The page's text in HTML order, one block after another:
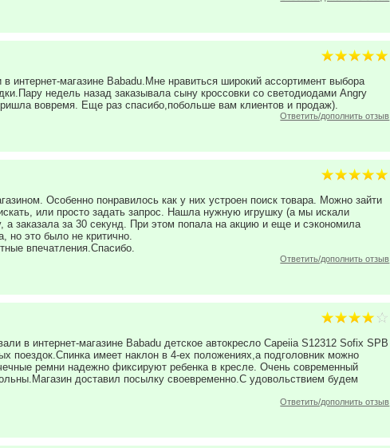
интернет-магазине Babadu.Мне нравиться широкий ассортимент выбора
недель назад заказывала сыну кроссовки со светодиодами Angry
вовремя. Еще раз спасибо,побольше вам клиентов и продаж).
Ответить/дополнить отзыв
Особенно понравилось как у них устроен поиск товара. Можно зайти
или просто задать запрос. Нашла нужную игрушку (а мы искали
а заказала за 30 секунд. При этом попала на акцию и еще и сэкономила
но это было не критично.
впечатления.Спасибо.
Ответить/дополнить отзыв
в интернет-магазине Babadu детское автокресло Capeiia S12312 Sofix SPB
поездок.Спинка имеет наклон в 4-ех положениях,а подголовник можно
ремни надежно фиксируют ребенка в кресле. Очень современный
доставил посылку своевременно.С удовольствием будем
Ответить/дополнить отзыв